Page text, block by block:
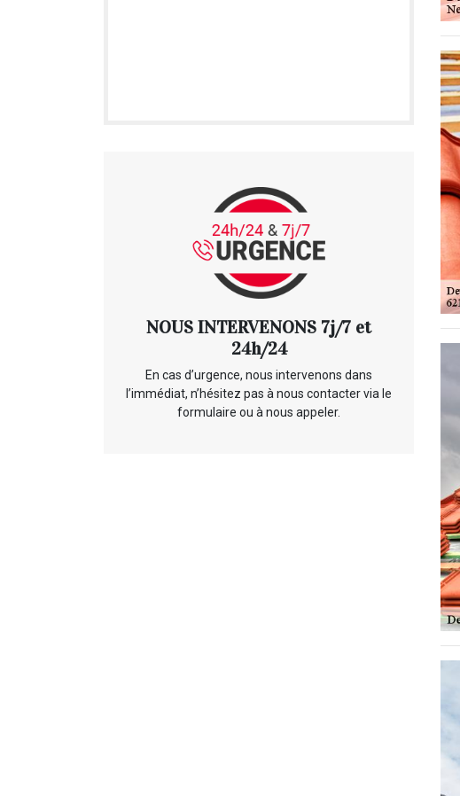
NOUS INTERVENONS 7j/7 et
24h/24
En cas d’urgence, nous intervenons dans
l’immédiat, n’hésitez pas à nous contacter via le
formulaire ou à nous appeler.